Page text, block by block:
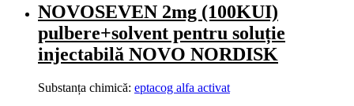
NOVOSEVEN 2mg (100KUI)
pulbere+solvent pentru soluție
injectabilă NOVO NORDISK
Substanța chimică: eptacog alfa activat